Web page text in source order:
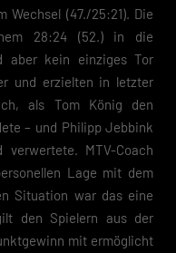
Wechsel (47./25:21). Die
28:24 (52.) in die
aber kein einziges Tor
und erzielten in letzter
als Tom König den
– und Philipp Jebbink
verwertete. MTV-Coach
Lage mit dem
Situation war das eine
den Spielern aus der
mit ermöglicht